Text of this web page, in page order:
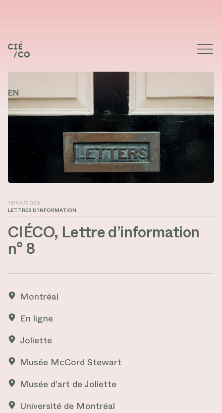
EN
Gemma Evans, Unsplash, 2016
16/04/2025
LETTRES D’INFORMATION
CIÉCO, Lettre d’information
n° 8
Montréal
En ligne
Joliette
Musée McCord Stewart
Musée d’art de Joliette
Université de Montréal